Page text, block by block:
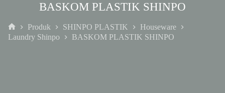
BASKOM PLASTIK SHINPO
Home
Produk SHINPO PLASTIK
Houseware
Laundry Shinpo
BASKOM PLASTIK SHINPO